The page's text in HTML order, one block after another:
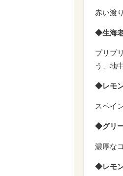
赤い渡
◆生海
プリプ
う、地
◆レモ
スペイ
◆グリ
濃厚な
◆レモ